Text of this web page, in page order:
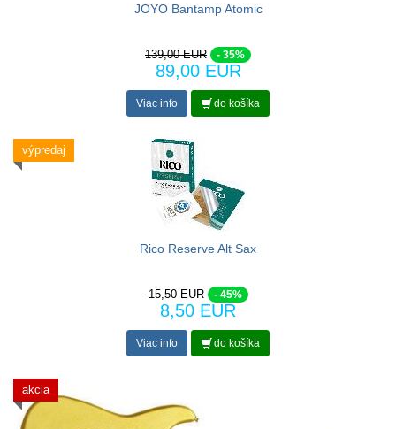
JOYO Bantamp Atomic
139,00 EUR - 35%
89,00 EUR
Viac info do košíka
výpredaj
Rico Reserve Alt Sax
15,50 EUR - 45%
8,50 EUR
Viac info do košíka
akcia